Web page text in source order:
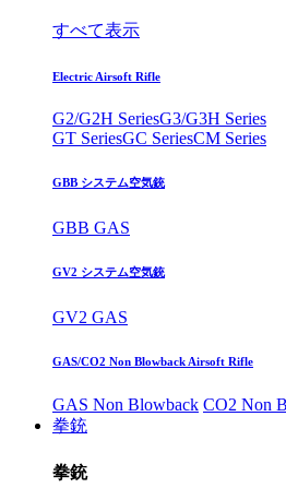
すべて表示
Electric Airsoft Rifle
G2/G2H SeriesG3/G3H Series
GT SeriesGC SeriesCM Series
GBB システム空気銃
GBB GAS
GV2 システム空気銃
GV2 GAS
GAS/CO2 Non Blowback Airsoft Rifle
GAS Non Blowback CO2 Non
拳銃
拳銃